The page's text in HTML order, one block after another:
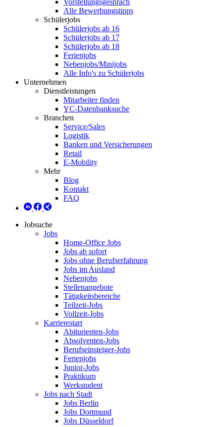
Vorstellungsgespräch
Alle Bewerbungstipps
Schülerjobs
Schülerjobs ab 16
Schülerjobs ab 17
Schülerjobs ab 18
Ferienjobs
Nebenjobs/Minijobs
Alle Info's zu Schülerjobs
Unternehmen
Dienstleistungen
Mitarbeiter finden
YC-Datenbanksuche
Branchen
Service/Sales
Logistik
Banken und Versicherungen
Retail
E-Mobility
Mehr
Blog
Kontakt
FAQ
Jobsuche
Jobs
Home-Office Jobs
Jobs ab sofort
Jobs ohne Berufserfahrung
Jobs im Ausland
Nebenjobs
Stellenangebote
Tätigkeitsbereiche
Teilzeit-Jobs
Vollzeit-Jobs
Karrierestart
Abiturienten-Jobs
Absolventen-Jobs
Berufseinsteiger-Jobs
Ferienjobs
Junior-Jobs
Praktikum
Werkstudent
Jobs nach Stadt
Jobs Berlin
Jobs Dortmund
Jobs Düsseldorf